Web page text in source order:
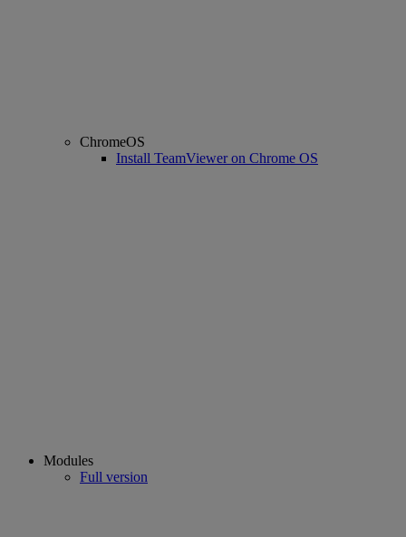
ChromeOS
Install TeamViewer on Chrome OS
Modules
Full version